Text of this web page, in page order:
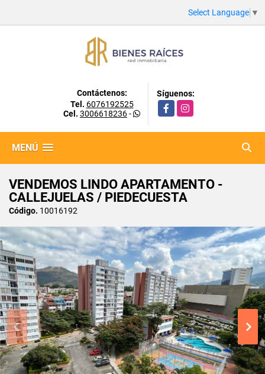
Select Language ▼
Contáctenos:
Tel. 6076192525
Cel. 3006618236-
Síguenos:
FacebookInstagram
MENÚ
VENDEMOS LINDO APARTAMENTO -
CALLEJUELAS / PIEDECUESTA
Código. 10016192